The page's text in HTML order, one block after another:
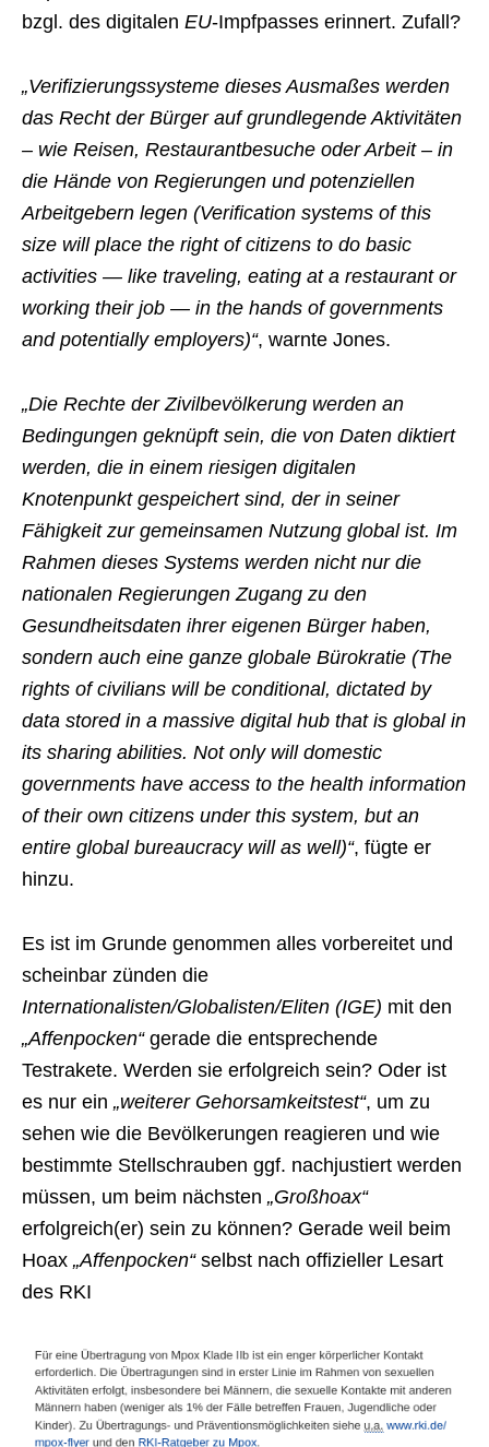
bzgl. des digitalen EU-Impfpasses erinnert. Zufall?
„Verifizierungssysteme dieses Ausmaßes werden
das Recht der Bürger auf grundlegende Aktivitäten
– wie Reisen, Restaurantbesuche oder Arbeit – in
die Hände von Regierungen und potenziellen
Arbeitgebern legen (Verification systems of this
size will place the right of citizens to do basic
activities — like traveling, eating at a restaurant or
working their job — in the hands of governments
and potentially employers)“, warnte Jones.
„Die Rechte der Zivilbevölkerung werden an
Bedingungen geknüpft sein, die von Daten diktiert
werden, die in einem riesigen digitalen
Knotenpunkt gespeichert sind, der in seiner
Fähigkeit zur gemeinsamen Nutzung global ist. Im
Rahmen dieses Systems werden nicht nur die
nationalen Regierungen Zugang zu den
Gesundheitsdaten ihrer eigenen Bürger haben,
sondern auch eine ganze globale Bürokratie (The
rights of civilians will be conditional, dictated by
data stored in a massive digital hub that is global in
its sharing abilities. Not only will domestic
governments have access to the health information
of their own citizens under this system, but an
entire global bureaucracy will as well)“, fügte er
hinzu.
Es ist im Grunde genommen alles vorbereitet und
scheinbar zünden die
Internationalisten/Globalisten/Eliten (IGE) mit den
„Affenpocken“gerade die entsprechende
Testrakete. Werden sie erfolgreich sein? Oder ist
es nur ein „weiterer Gehorsamkeitstest“, um zu
sehen wie die Bevölkerungen reagieren und wie
bestimmte Stellschrauben ggf. nachjustiert werden
müssen, um beim nächsten „Großhoax“
erfolgreich(er) sein zu können? Gerade weil beim
Hoax „Affenpocken“selbst nach offizieller Lesart
des RKI